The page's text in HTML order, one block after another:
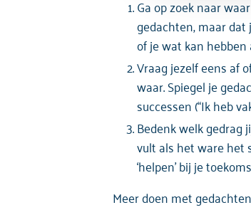
Ga op zoek naar
gedachten, maar dat
of je wat kan hebben
Vraag jezelf eens af
waar. Spiegel je
successen (“Ik heb
Bedenk welk gedrag
vult als het ware het
‘helpen’ bij je
Meer doen met